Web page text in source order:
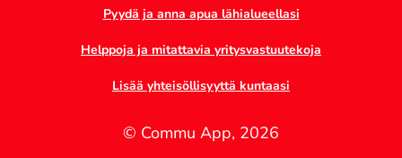
Pyydä ja anna apua lähialueellasi
Helppoja ja mitattavia yritysvastuutekoja
Lisää yhteisöllisyyttä kuntaasi
© Commu App, 2026